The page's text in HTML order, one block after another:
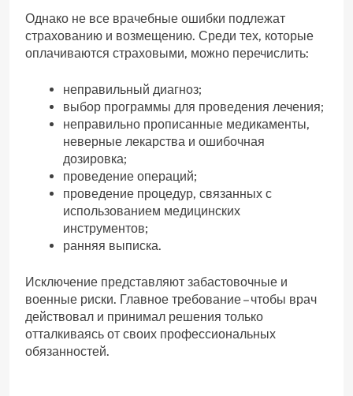
Однако не все врачебные ошибки подлежат
страхованию и возмещению. Среди тех, которые
оплачиваются страховыми, можно перечислить:
неправильный диагноз;
выбор программы для проведения лечения;
неправильно прописанные медикаменты,
неверные лекарства и ошибочная
дозировка;
проведение операций;
проведение процедур, связанных с
использованием медицинских
инструментов;
ранняя выписка.
Исключение представляют забастовочные и
военные риски. Главное требование – чтобы врач
действовал и принимал решения только
отталкиваясь от своих профессиональных
обязанностей.